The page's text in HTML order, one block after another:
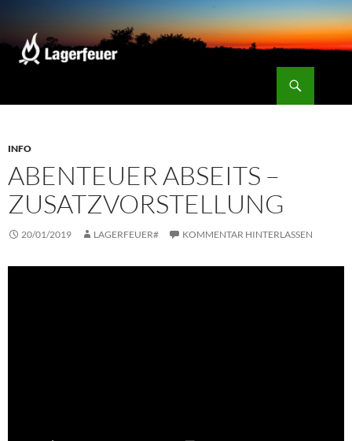
springen
INFO
ABENTEUER ABSEITS –
ZUSATZVORSTELLUNG
20/01/2019 LAGERFEUER# KOMMENTAR HINTERLASSEN